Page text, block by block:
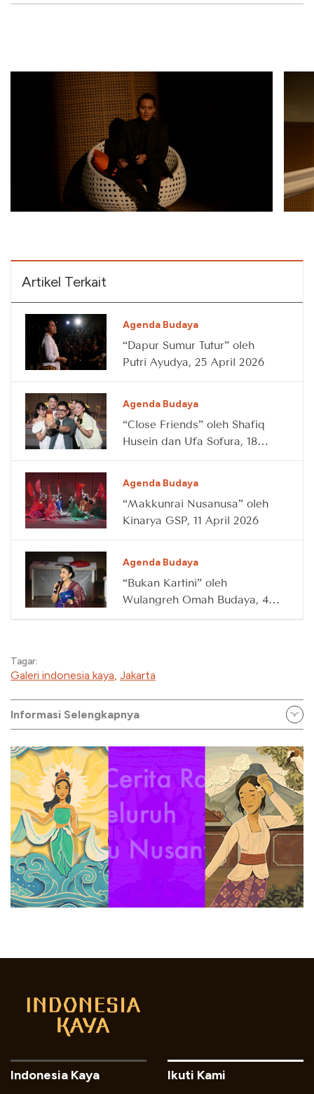
Artikel Terkait
Agenda Budaya
“Dapur Sumur Tutur” oleh
Putri Ayudya, 25 April 2026
Agenda Budaya
“Close Friends” oleh Shafiq
Husein dan Ufa Sofura, 18
Agenda Budaya
“Makkunrai Nusanusa” oleh
Kinarya GSP, 11 April 2026
Agenda Budaya
“Bukan Kartini” oleh
Wulangreh Omah Budaya, 4
Tagar:
Galeri indonesia kaya, Jakarta
Informasi Selengkapnya
Indonesia Kaya Ikuti Kami